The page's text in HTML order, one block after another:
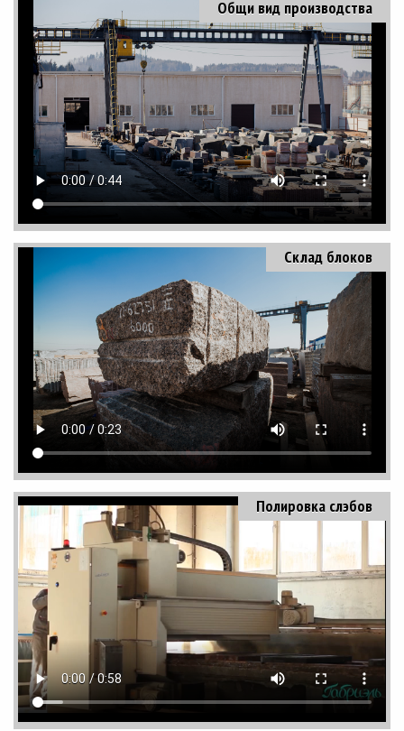
Общи вид производства
Склад блоков
Полировка слэбов